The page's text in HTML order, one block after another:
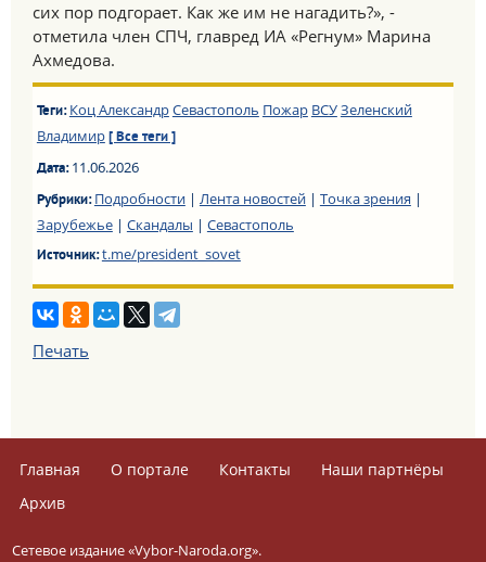
сих пор подгорает. Как же им не нагадить?», -
отметила член СПЧ, главред ИА «Регнум» Марина
Ахмедова.
Теги: Коц АлександрСевастополь Пожар ВСУЗеленский
Владимир [ Все теги ]
Дата:11.06.2026
Рубрики:Подробности| Лента новостей| Точка зрения |
Зарубежье| Скандалы | Севастополь
Источник:t.me/president_sovet
Печать
Главная О портале Контакты
Наши партнёры
Архив
Сетевое издание «Vybor-Naroda.org».